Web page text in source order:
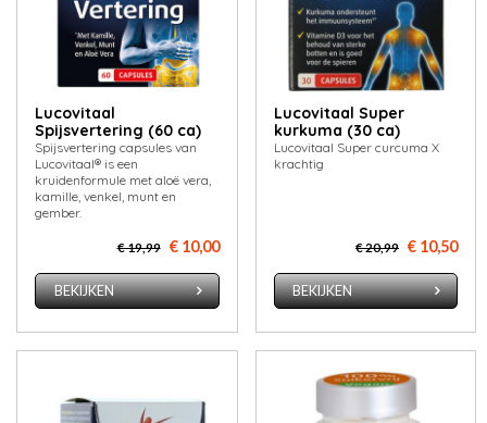
Lucovitaal
Spijsvertering (60 ca)
Spijsvertering capsules van
Lucovitaal® is een
kruidenformule met aloë vera,
kamille, venkel, munt en
gember.
€ 19,99 € 10,00
BEKIJKEN
Lucovitaal Super
kurkuma (30 ca)
Lucovitaal Super curcuma X
krachtig
€ 20,99 € 10,50
BEKIJKEN